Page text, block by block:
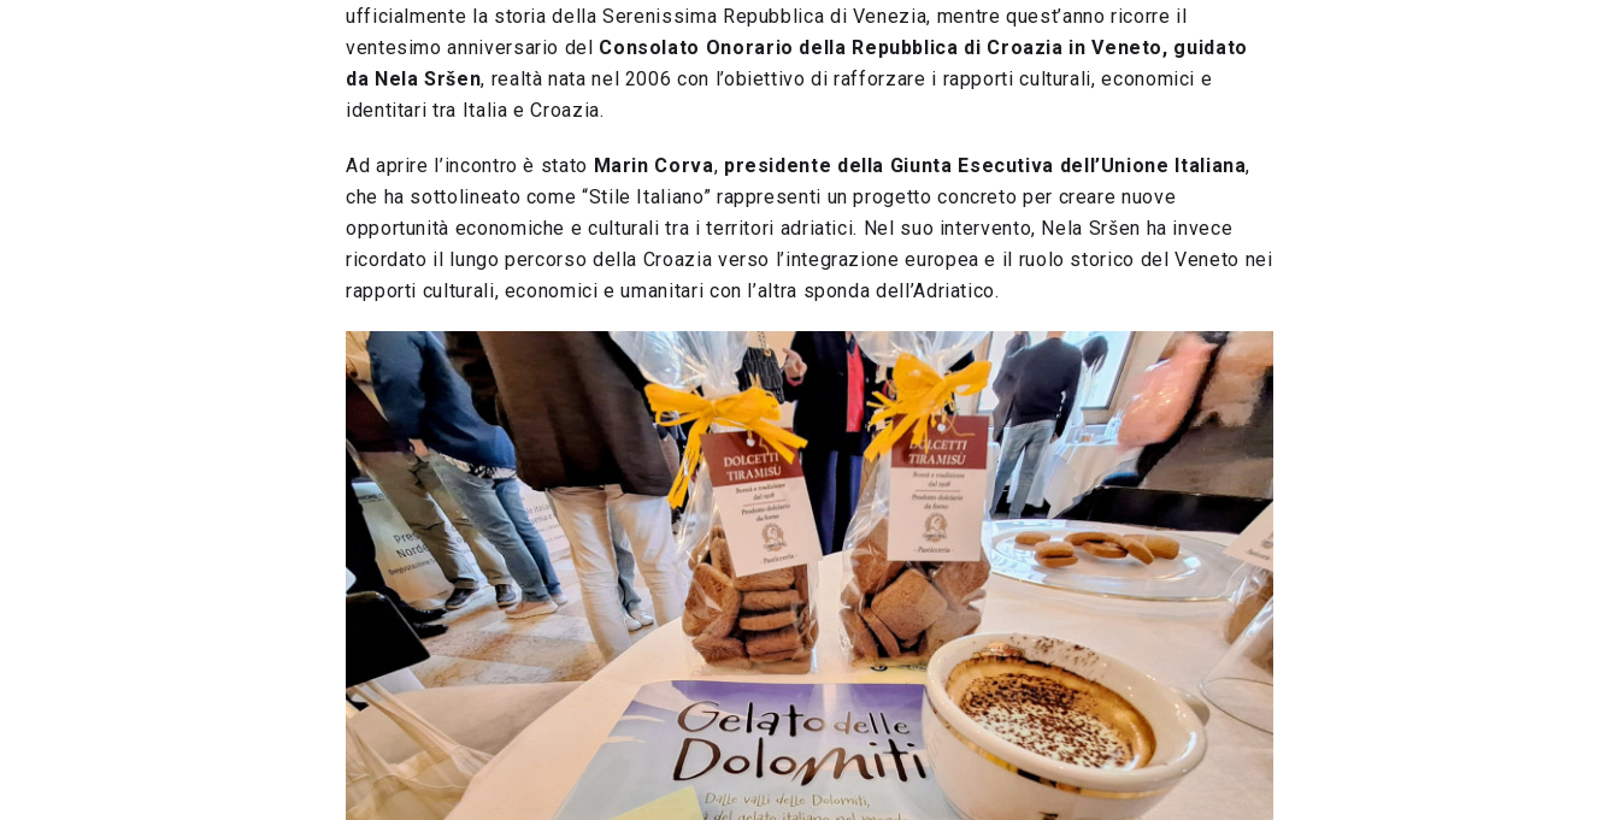
ufficialmente la storia della Serenissima Repubblica di Venezia, mentre quest’anno ricorre il
ventesimo anniversario del Consolato Onorario della Repubblica di Croazia in Veneto, guidato
da Nela Sršen, realtà nata nel 2006 con l’obiettivo di rafforzare i rapporti culturali, economici e
identitari tra Italia e Croazia.
Ad aprire l’incontro è stato Marin Corva, presidente della Giunta Esecutiva dell’Unione Italiana,
che ha sottolineato come “Stile Italiano” rappresenti un progetto concreto per creare nuove
opportunità economiche e culturali tra i territori adriatici. Nel suo intervento, Nela Sršen ha invece
ricordato il lungo percorso della Croazia verso l’integrazione europea e il ruolo storico del Veneto nei
rapporti culturali, economici e umanitari con l’altra sponda dell’Adriatico.